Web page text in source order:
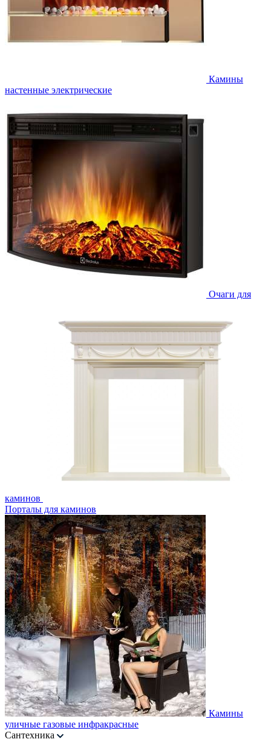
Камины
настенные электрические
Очаги для
каминов
Порталы для каминов
Камины
уличные газовые инфракрасные
Сантехника